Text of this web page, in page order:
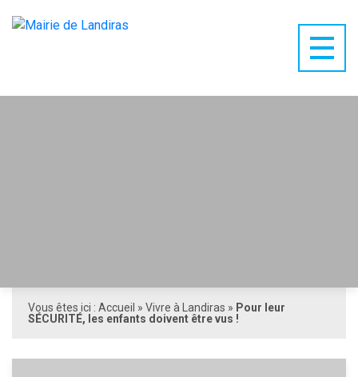
Vous êtes ici : Accueil » Vivre à Landiras » Pour leur
SÉCURITÉ, les enfants doivent être vus !